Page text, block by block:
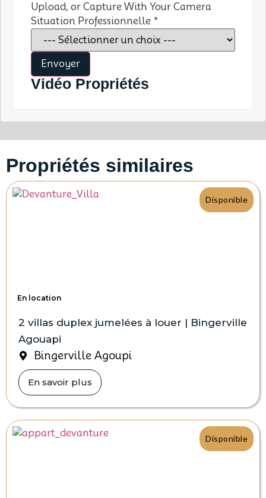
Upload, or Capture With Your Camera
Situation Professionnelle *
Envoyer
Vidéo Propriétés
Propriétés similaires
En location
Disponible
2 villas duplex jumelées à louer | Bingerville
Agouapi
Bingerville Agoupi
En savoir plus
Disponible